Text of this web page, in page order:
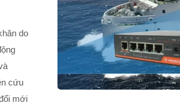
do
cứu
mới